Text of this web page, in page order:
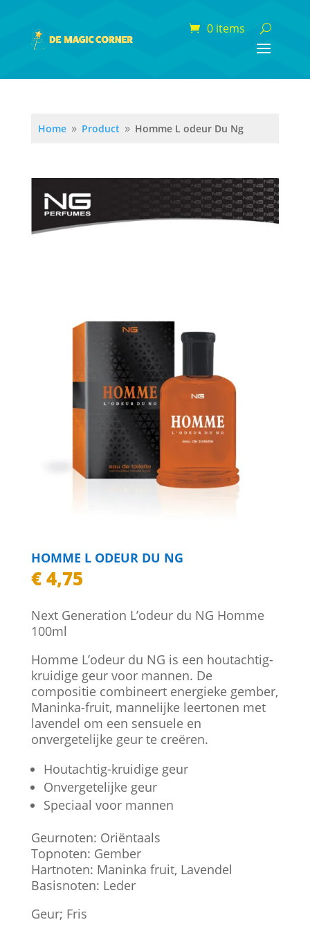
0 items
Home 9 Product 9 Homme L odeur Du Ng
HOMME L ODEUR DU NG
€4,75
Next Generation L’odeur du NG Homme
100ml
Homme L’odeur du NG is een houtachtig-
kruidige geur voor mannen. De
compositie combineert energieke gember,
Maninka-fruit, mannelijke leertonen met
lavendel om een sensuele en
onvergetelijke geur te creëren.
Houtachtig-kruidige geur
Onvergetelijke geur
Speciaal voor mannen
Geurnoten: Oriëntaals
Topnoten: Gember
Hartnoten: Maninka fruit, Lavendel
Basisnoten: Leder
Geur; Fris